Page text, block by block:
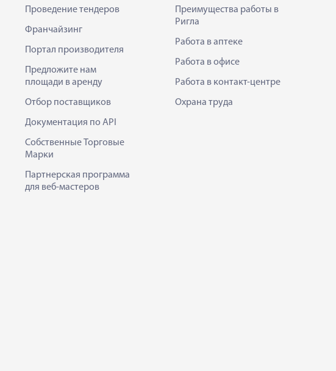
Проведение тендеров
Франчайзинг
Портал производителя
Предложите нам
площади в аренду
Отбор поставщиков
Документация по API
Собственные Торговые
Марки
Партнерская программа
для веб-мастеров
Преимущества работы в
Ригла
Работа в аптеке
Работа в офисе
Работа в контакт-центре
Охрана труда